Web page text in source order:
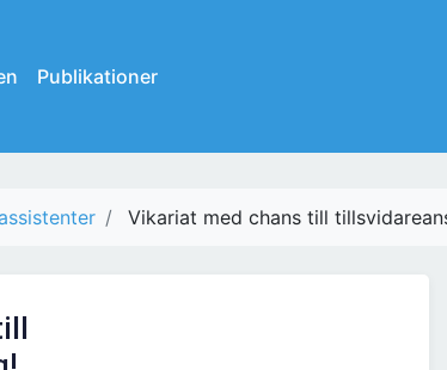
Publikationer
Vikariat med chans till